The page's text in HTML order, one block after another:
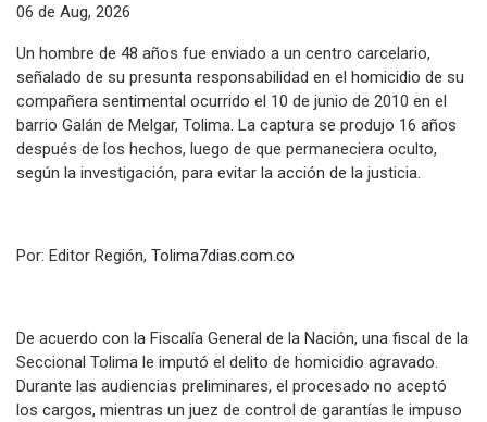
06 de Aug, 2026
Un hombre de 48 años fue enviado a un centro carcelario,
señalado de su presunta responsabilidad en el homicidio de su
compañera sentimental ocurrido el 10 de junio de 2010 en el
barrio Galán de Melgar, Tolima. La captura se produjo 16 años
después de los hechos, luego de que permaneciera oculto,
según la investigación, para evitar la acción de la justicia.
Por: Editor Región, Tolima7dias.com.co
De acuerdo con la Fiscalía General de la Nación, una fiscal de la
Seccional Tolima le imputó el delito de homicidio agravado.
Durante las audiencias preliminares, el procesado no aceptó
los cargos, mientras un juez de control de garantías le impuso